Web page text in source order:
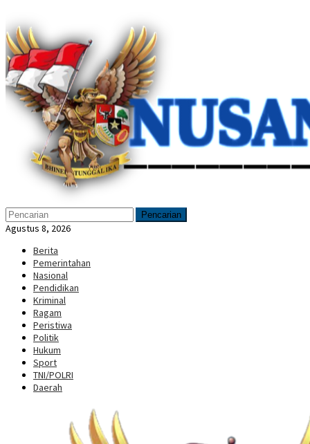
ke
konten
Mobile
Pencarian
Agustus 8, 2026
Berita
Pemerintahan
Nasional
Pendidikan
Kriminal
Ragam
Peristiwa
Politik
Hukum
Sport
TNI/POLRI
Daerah